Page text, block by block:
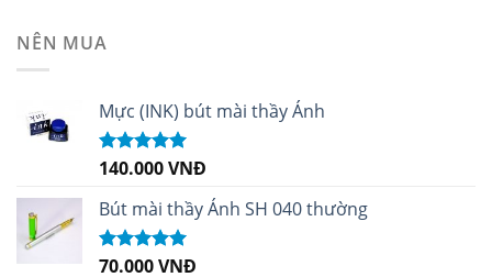
NÊN MUA
Mực (INK) bút mài thầy Ánh
Được xếp
sao
140.000VNĐ
Bút mài thầy Ánh SH 040 thường
Được xếp
70.000VNĐ